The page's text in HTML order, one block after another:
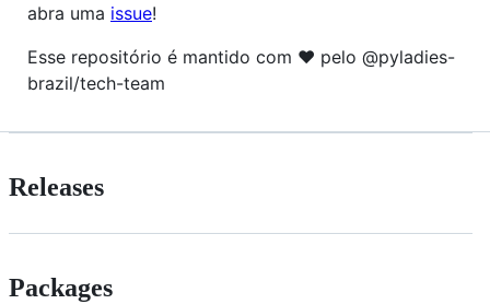
abra uma issue!
Esse repositório é mantido com ❤️ pelo @pyladies-
brazil/tech-team
Releases
Packages